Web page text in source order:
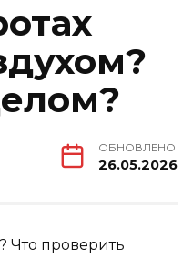
ОБНОВЛЕНО
26.05.2026